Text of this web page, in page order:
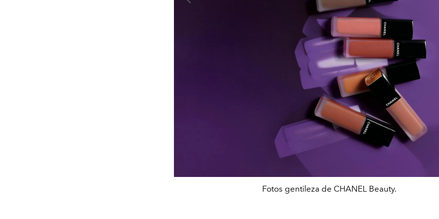
Fotos gentileza de CHANEL Beauty.